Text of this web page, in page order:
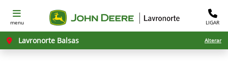
menu LIGAR
Lavronorte Balsas Alterar